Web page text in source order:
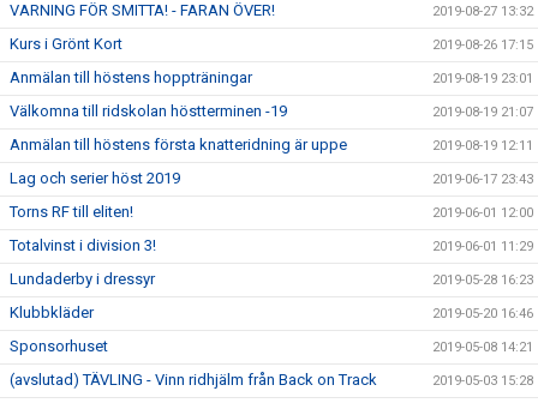
VARNING FÖR SMITTA! - FARAN ÖVER! 2019-08-27 13:32
Kurs i Grönt Kort 2019-08-26 17:15
Anmälan till höstens hoppträningar 2019-08-19 23:01
Välkomna till ridskolan höstterminen -19 2019-08-19 21:07
Anmälan till höstens första knatteridning är uppe 2019-08-19 12:11
Lag och serier höst 2019 2019-06-17 23:43
Torns RF till eliten! 2019-06-01 12:00
Totalvinst i division 3! 2019-06-01 11:29
Lundaderby i dressyr 2019-05-28 16:23
Klubbkläder 2019-05-20 16:46
Sponsorhuset 2019-05-08 14:21
(avslutad) TÄVLING - Vinn ridhjälm från Back on Track 2019-05-03 15:28